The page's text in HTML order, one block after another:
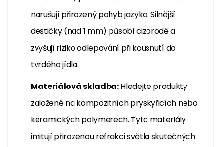
narušují přirozený pohyb jazyka. Silnější
destičky (nad 1 mm) působí cizorodě a
zvyšují riziko odlepování při kousnutí do
tvrdého jídla.
Materiálová skladba:Hledejte produkty
založené na kompozitních pryskyřicích nebo
keramických polymerech. Tyto materiály
imitují přirozenou refrakci světla skutečných